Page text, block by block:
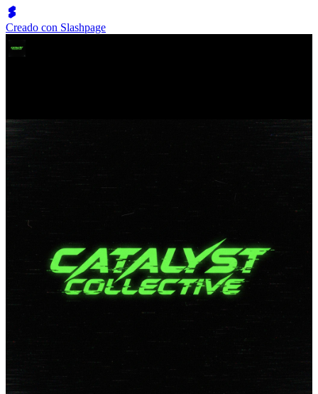
Creado con Slashpage